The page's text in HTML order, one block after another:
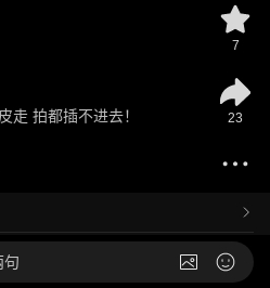
走 拍都插不进去！
7
23
句